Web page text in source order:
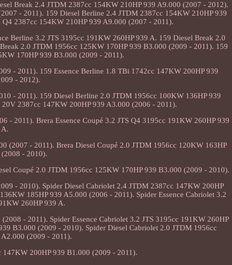
Break 2.4 JTDM 2387cc 154KW 210HP 939 A9.000 (2007 - 2012).
- 2011). 159 Diesel Berline 2.4 JTDM 2387cc 154KW 210HP 939
2387cc 154KW 210HP 939 A9.000 (2007 - 2011).
Berline 3.2 JTS 3195cc 191KW 260HP 939 A. 159 Diesel Break 2.0
2.0 JTDM 1956cc 125KW 170HP 939 B3.000 (2009 - 2011). 159
170HP 939 B3.000 (2009 - 2011).
- 2011). 159 Essence Berline 1.8 TBi 1742cc 147KW 200HP 939
- 2012).
- 2011). 159 Diesel Berline 2.0 JTDM 1956cc 100KW 136HP 939
2387cc 147KW 200HP 939 A3.000 (2006 - 2011).
- 2011). Brera Essence Coupé 3.2 JTS Q4 3195cc 191KW 260HP 939
A.
(2007 - 2011). Brera Diesel Coupé 2.0 JTDM 1956cc 120KW 163HP
- 2010).
Coupé 2.0 JTDM 1956cc 125KW 170HP 939 B3.000 (2009 - 2010).
- 2010). Spider Diesel Cabriolet 2.4 JTDM 2387cc 147KW 200HP
185HP 939 A5.000 (2006 - 2011). Spider Essence Cabriolet 3.2
260HP 939 A.
- 2011). Spider Essence Cabriolet 3.2 JTS 3195cc 191KW 260HP
B3.000 (2009 - 2010). Spider Diesel Cabriolet 2.0 JTDM 1956cc
(2009 - 2011).
147KW 200HP 939 B1.000 (2009 - 2011).